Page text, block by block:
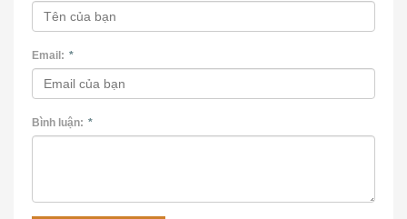
Email: *
Bình luận: *